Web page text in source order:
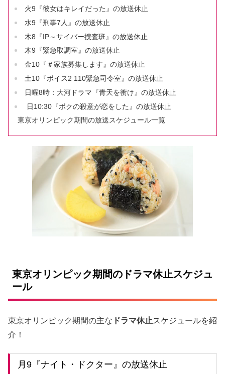
火9『彼女はキレイだった』の放送休止
水9『刑事7人』の放送休止
木8『IP～サイバー捜査班』の放送休止
木9『緊急取調室』の放送休止
金10『＃家族募集します』の放送休止
土10『ボイス2 110緊急司令室』の放送休止
日曜8時：大河ドラマ『青天を衝け』の放送休止
日10:30『ボクの殺意が恋をした』の放送休止
東京オリンピック期間の放送スケジュール一覧
東京オリンピック期間のドラマ休止スケジュ
ール
東京オリンピック期間の主な ドラマ休止スケジュールを紹
介！
月9『ナイト・ドクター』の放送休止